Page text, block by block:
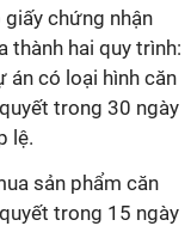
giấy chứng nhận
thành hai quy trình:
án có loại hình căn
trong 30 ngày
lệ.
sản phẩm căn
trong 15 ngày